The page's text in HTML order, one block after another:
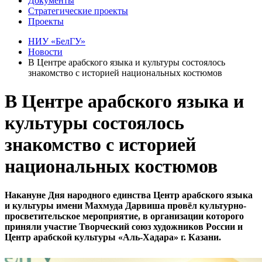
Стратегические проекты
Проекты
НИУ «БелГУ»
Новости
В Центре арабского языка и культуры состоялось
знакомство с историей национальных костюмов
В Центре арабского языка и
культуры состоялось
знакомство с историей
национальных костюмов
Накануне Дня народного единства Центр арабского языка
и культуры имени Махмуда Дарвиша провёл культурно-
просветительское мероприятие, в организации которого
приняли участие Творческий союз художников России и
Центр арабской культуры «Аль-Хадара» г. Казани.